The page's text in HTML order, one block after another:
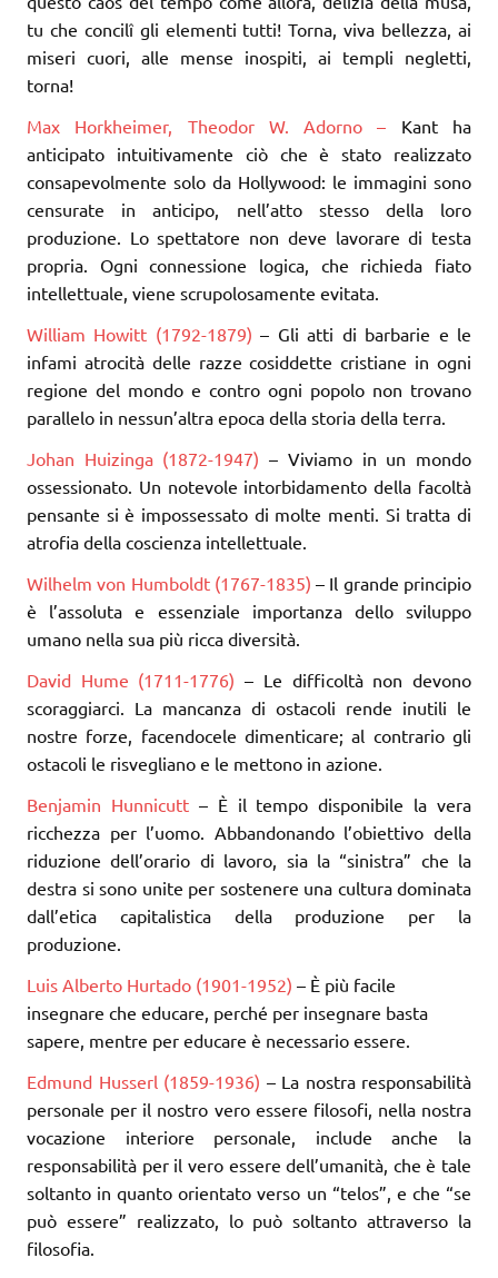
tu che concilî gli elementi tutti! Torna, viva bellezza, ai
miseri cuori, alle mense inospiti, ai templi negletti,
torna!
Max Horkheimer, Theodor W. Adorno – Kant ha
anticipato intuitivamente ciò che è stato realizzato
consapevolmente solo da Hollywood: le immagini sono
censurate in anticipo, nell’atto stesso della loro
produzione. Lo spettatore non deve lavorare di testa
propria. Ogni connessione logica, che richieda fiato
intellettuale, viene scrupolosamente evitata.
William Howitt (1792-1879)– Gli atti di barbarie e le
infami atrocità delle razze cosiddette cristiane in ogni
regione del mondo e contro ogni popolo non trovano
parallelo in nessun’altra epoca della storia della terra.
Johan Huizinga (1872-1947)– Viviamo in un mondo
ossessionato. Un notevole intorbidamento della facoltà
pensante si è impossessato di molte menti. Si tratta di
atrofia della coscienza intellettuale.
Wilhelm von Humboldt (1767-1835)– Il grande principio
è l’assoluta e essenziale importanza dello sviluppo
umano nella sua più ricca diversità.
David Hume (1711-1776)– Le difficoltà non devono
scoraggiarci. La mancanza di ostacoli rende inutili le
nostre forze, facendocele dimenticare; al contrario gli
ostacoli le risvegliano e le mettono in azione.
Benjamin Hunnicutt – È il tempo disponibile la vera
ricchezza per l’uomo. Abbandonando l’obiettivo della
riduzione dell’orario di lavoro, sia la “sinistra” che la
destra si sono unite per sostenere una cultura dominata
dall’etica capitalistica della produzione per la
produzione.
Luis Alberto Hurtado (1901-1952) – È più facile
insegnare che educare, perché per insegnare basta
sapere, mentre per educare è necessario essere.
Edmund Husserl (1859-1936) – La nostra responsabilità
personale per il nostro vero essere filosofi, nella nostra
vocazione interiore personale, include anche la
responsabilità per il vero essere dell’umanità, che è tale
soltanto in quanto orientato verso un “telos”, e che “se
può essere” realizzato, lo può soltanto attraverso la
filosofia.